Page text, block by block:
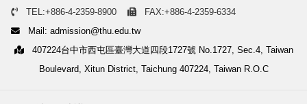
TEL:+886-4-2359-8900
FAX:+886-4-2359-6334
Mail: admission@thu.edu.tw
407224台中市西屯區臺灣大道四段1727號 No.1727, Sec.4, Taiwan
Boulevard, Xitun District, Taichung 407224, Taiwan R.O.C